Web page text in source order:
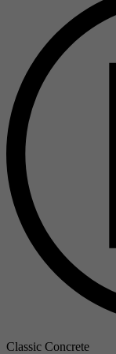
Classic Concrete